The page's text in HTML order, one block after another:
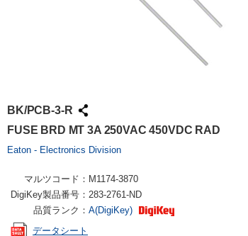
BK/PCB-3-R
FUSE BRD MT 3A 250VAC 450VDC RAD
Eaton - Electronics Division
マルツコード： M1174-3870
DigiKey製品番号： 283-2761-ND
品質ランク： A(DigiKey)
データシート